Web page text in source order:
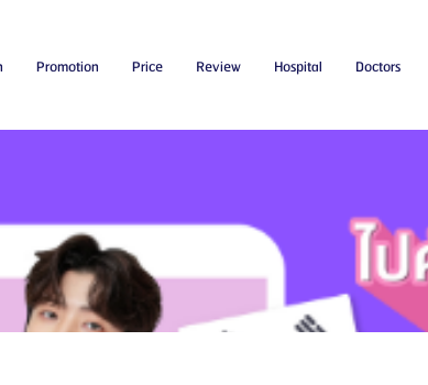
Promotion Price Review Hospital Doctors